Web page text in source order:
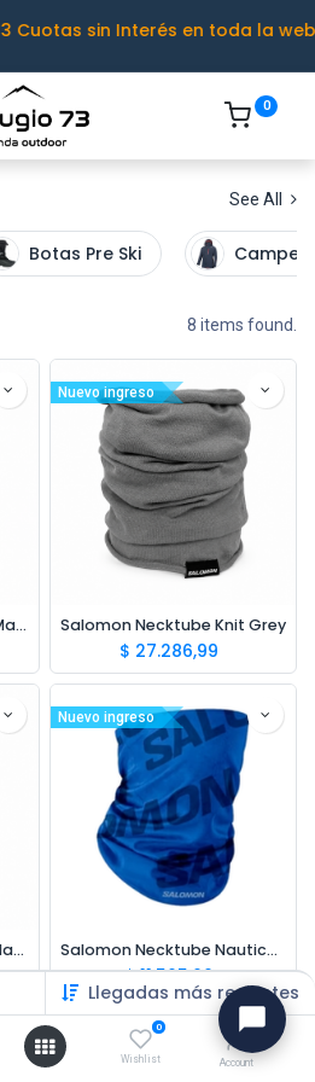
Llegadas más recientes
0
Wishlist Account
3 Cuotas sin Interés en toda la web
0
See All
Botas Pre Ski
8 items found.
Salomon Necktube Mtn Map Blue
Nuevo ingreso
Salomon Necktube Knit Grey
$ 27.286,99
Salomon Necktube Knit Navy
Nuevo ingreso
Salomon Necktube Nautical Blue
$11.565,66
Nuevo ingreso
Ivo · Refugio 73
● En línea